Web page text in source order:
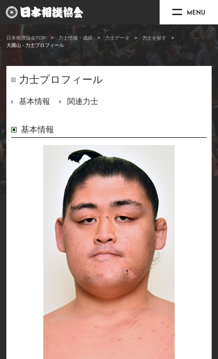
MENU
日本相撲協会TOP 力士情報・成績 力士データ
力士を探す
大國山 - 力士プロフィール
力士プロフィール
基本情報 関連力士
基本情報